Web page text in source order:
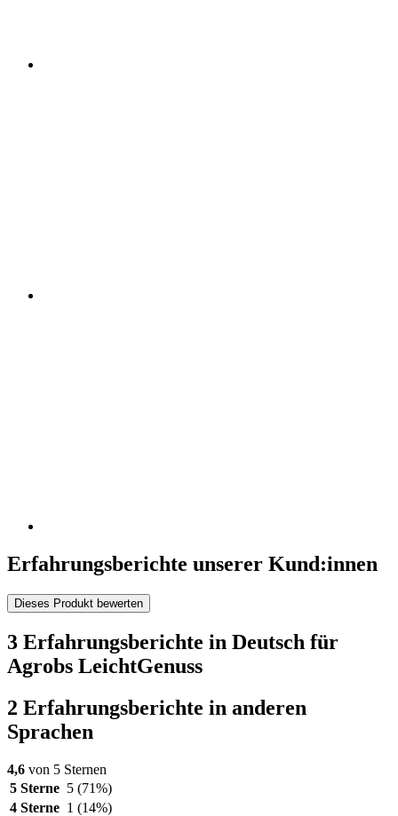
Erfahrungsberichte unserer Kund:innen
Dieses Produkt bewerten
3 Erfahrungsberichte in Deutsch für
Agrobs LeichtGenuss
2 Erfahrungsberichte in anderen
Sprachen
4,6 von 5 Sternen
5 Sterne 5 (71%)
4 Sterne 1 (14%)